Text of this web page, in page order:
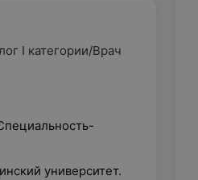
I категории/Врач
университет.